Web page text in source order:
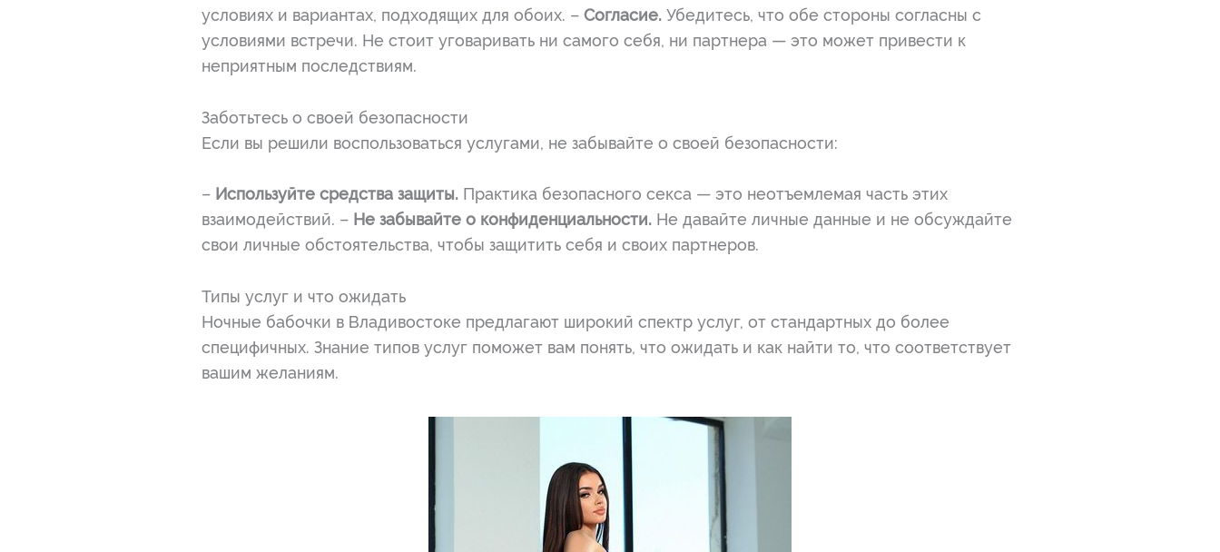
условиях и вариантах, подходящих для обоих. –Согласие. Убедитесь, что обе стороны согласны с
условиями встречи. Не стоит уговаривать ни самого себя, ни партнера — это может привести к
неприятным последствиям.
Заботьтесь о своей безопасности
Если вы решили воспользоваться услугами, не забывайте о своей безопасности:
– Используйте средства защиты. Практика безопасного секса — это неотъемлемая часть этих
взаимодействий. – Не забывайте о конфиденциальности. Не давайте личные данные и не обсуждайте
свои личные обстоятельства, чтобы защитить себя и своих партнеров.
Типы услуг и что ожидать
Ночные бабочки в Владивостоке предлагают широкий спектр услуг, от стандартных до более
специфичных. Знание типов услуг поможет вам понять, что ожидать и как найти то, что соответствует
вашим желаниям.